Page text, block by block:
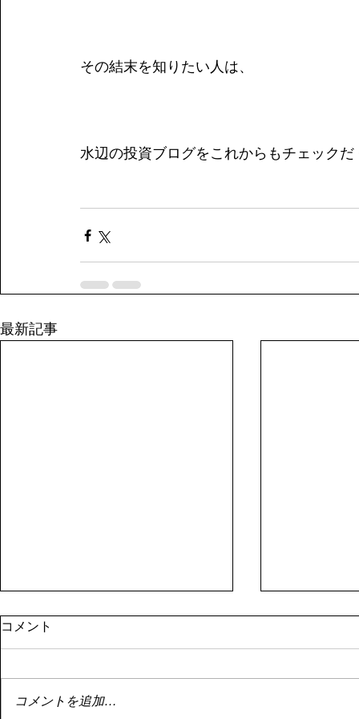
その結末を知りたい人は、
水辺の投資ブログをこれからもチェックだ
最新記事
8月１日資産状況
はい。 8月1日資産状況。 昨日書
り書けず。 まあ額は既に控えた
ので大丈夫です。 8月1日の資産
停滞
はい。 停滞
コメント
コメントを追加…